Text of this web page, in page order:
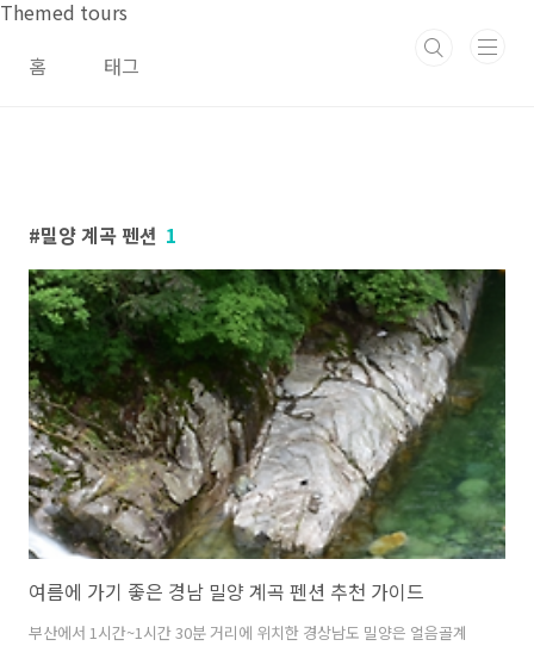
본문 바로가기
Themed tours
홈
태그
밀양 계곡 펜션 1
여름에 가기 좋은 경남 밀양 계곡 펜션 추천 가이드
부산에서 1시간~1시간 30분 거리에 위치한 경상남도 밀양은 얼음골계